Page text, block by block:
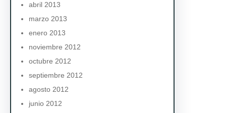
abril 2013
marzo 2013
enero 2013
noviembre 2012
octubre 2012
septiembre 2012
agosto 2012
junio 2012